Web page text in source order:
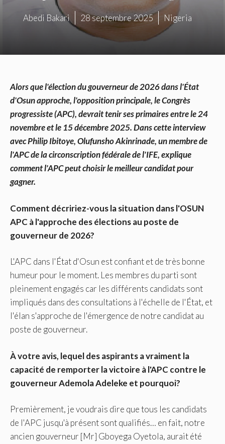
Abedi Bakari 28 septembre 2025 Nigeria
Alors que l'élection du gouverneur de 2026 dans l'État
d'Osun approche, l'opposition principale, le Congrès
progressiste (APC), devrait tenir ses primaires entre le 24
novembre et le 15 décembre 2025. Dans cette interview
avec Philip Ibitoye, Olufunsho Akinrinade, un membre de
l'APC de la circonscription fédérale de l'IFE, explique
comment l'APC peut choisir le meilleur candidat pour
gagner.
Comment décririez-vous la situation dans l'OSUN
APC à l'approche des élections au poste de
gouverneur de 2026?
L'APC dans l'État d'Osun est confiant et de très bonne
humeur pour le moment. Les membres du parti sont
pleinement engagés car les différents candidats sont
impliqués dans des consultations à l'échelle de l'État, et
l'élan s'approche de l'émergence de notre candidat au
poste de gouverneur.
À votre avis, lequel des aspirants a vraiment la
capacité de remporter la victoire à l'APC contre le
gouverneur Ademola Adeleke et pourquoi?
Premièrement, je voudrais dire que tous les candidats
de l'APC jusqu'à présent sont qualifiés… en fait, notre
ancien gouverneur [Mr] Gboyega Oyetola, aurait été